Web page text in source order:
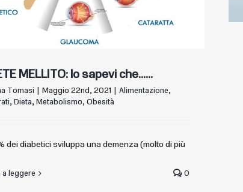
MELLITO: lo sapevi che……
Tomasi | Maggio 22nd, 2021 | Alimentazione,
, Dieta, Metabolismo, Obesità
dei diabetici sviluppa una demenza (molto di più
a leggere 0